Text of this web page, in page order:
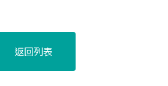
返回列表